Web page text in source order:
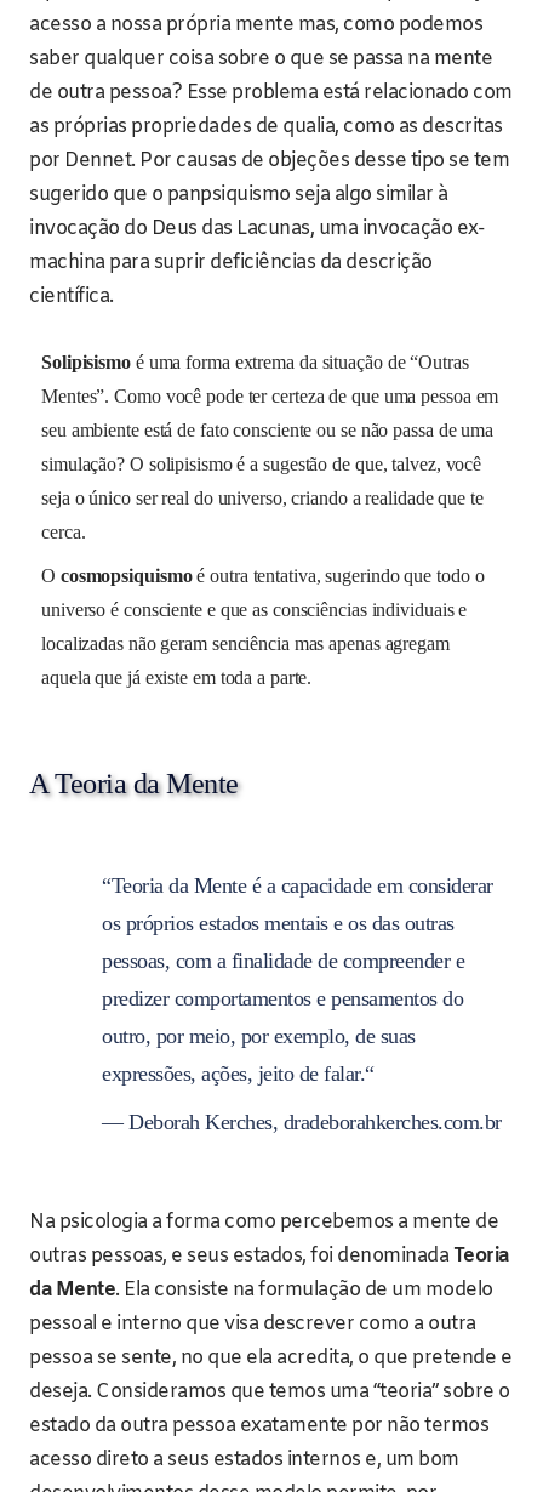
acesso a nossa própria mente mas, como podemos
saber qualquer coisa sobre o que se passa na mente
de outra pessoa? Esse problema está relacionado com
as próprias propriedades de qualia, como as descritas
por Dennet. Por causas de objeções desse tipo se tem
sugerido que o panpsiquismo seja algo similar à
invocação do Deus das Lacunas, uma invocação ex-
machina para suprir deficiências da descrição
científica.
Solipisismoé uma forma extrema da situação de “Outras
Mentes”. Como você pode ter certeza de que uma pessoa em
seu ambiente está de fato consciente ou se não passa de uma
simulação? O solipisismo é a sugestão de que, talvez, você
seja o único ser real do universo, criando a realidade que te
cerca.
O cosmopsiquismoé outra tentativa, sugerindo que todo o
universo é consciente e que as consciências individuais e
localizadas não geram senciência mas apenas agregam
aquela que já existe em toda a parte.
A Teoria da Mente
“Teoria da Mente é a capacidade em considerar
os próprios estados mentais e os das outras
pessoas, com a finalidade de compreender e
predizer comportamentos e pensamentos do
outro, por meio, por exemplo, de suas
expressões, ações, jeito de falar.“
— Deborah Kerches, dradeborahkerches.com.br
Na psicologia a forma como percebemos a mente de
outras pessoas, e seus estados, foi denominadaTeoria
da Mente. Ela consiste na formulação de um modelo
pessoal e interno que visa descrever como a outra
pessoa se sente, no que ela acredita, o que pretende e
deseja. Consideramos que temos uma “teoria” sobre o
estado da outra pessoa exatamente por não termos
acesso direto a seus estados internos e, um bom